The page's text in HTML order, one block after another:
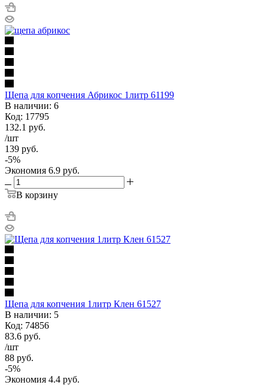
Щепа для копчения Абрикос 1литр 61199
В наличии: 6
Код: 17795
132.1 руб.
/шт
139 руб.
-5%
Экономия 6.9 руб.
В корзину
Щепа для копчения 1литр Клен 61527
В наличии: 5
Код: 74856
83.6 руб.
/шт
88 руб.
-5%
Экономия 4.4 руб.